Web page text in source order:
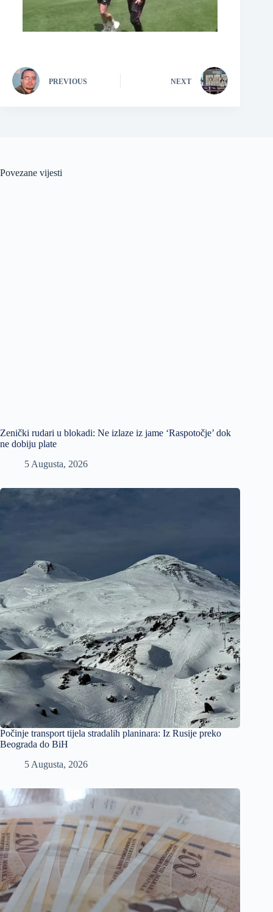
PREVIOUS NEXT
Povezane vijesti
Zenički rudari u blokadi: Ne izlaze iz jame ‘Raspotočje’ dok
ne dobiju plate
5 Augusta, 2026
Počinje transport tijela stradalih planinara: Iz Rusije preko
Beograda do BiH
5 Augusta, 2026